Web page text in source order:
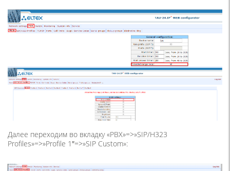
Далее переходим во вкладку «PBX»=>»SIP/H323
Profiles»=>»Profile 1″=>»SIP Custom»: